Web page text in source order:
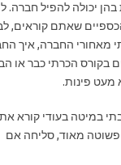
יכולה להפיל חברה.
שאתם קוראים,
מאחורי החברה, איך
בקורס הכרתי כבר או
מעט פינות.
במיטה בעודי קורא את
פשוטה מאוד, סליחה אם